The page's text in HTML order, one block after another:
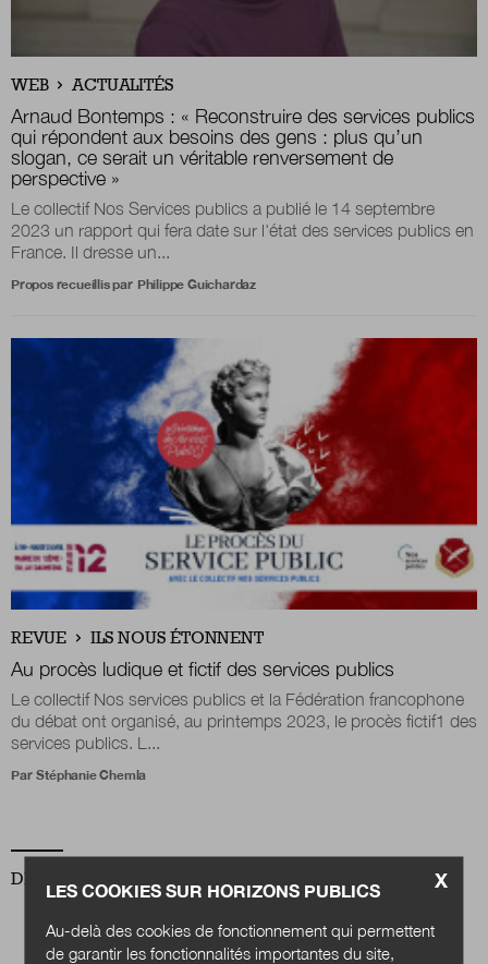
Boutique
Qui sommes-nous ?
Nous contacter
Newsletter
Renseignez votre email afin de suivre l'actualité
de la transformation publique.
Nous suivre sur Twittersur LinkedIn
sur
WEB ACTUALITÉS
Arnaud Bontemps : « Reconstruire des services publics
qui répondent aux besoins des gens : plus qu’un
slogan, ce serait un véritable renversement de
perspective »
Le collectif Nos Services publics a publié le 14 septembre
2023 un rapport qui fera date sur l'état des services publics en
France. Il dresse un...
Propos recueillis par Philippe Guichardaz
REVUE ILS NOUS ÉTONNENT
Au procès ludique et fictif des services publics
Le collectif Nos services publics et la Fédération francophone
du débat ont organisé, au printemps 2023, le procès fictif1 des
services publics. L...
Par Stéphanie Chemla
DERNIER NUMÉRO X
LES COOKIES SUR HORIZONS PUBLICS
Au-delà des cookies de fonctionnement qui permettent
de garantir les fonctionnalités importantes du site,